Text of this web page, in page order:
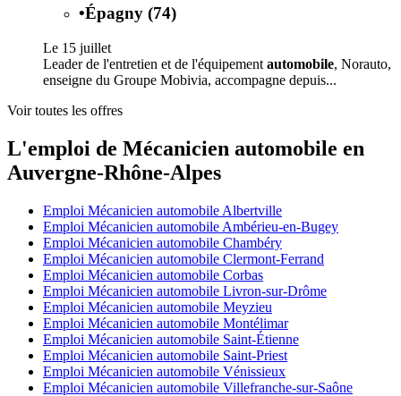
•Épagny (74)
Le 15 juillet
Leader de l'entretien et de l'équipement automobile, Norauto,
enseigne du Groupe Mobivia, accompagne depuis...
Voir toutes les offres
L'emploi de Mécanicien automobile en
Auvergne-Rhône-Alpes
Emploi Mécanicien automobile Albertville
Emploi Mécanicien automobile Ambérieu-en-Bugey
Emploi Mécanicien automobile Chambéry
Emploi Mécanicien automobile Clermont-Ferrand
Emploi Mécanicien automobile Corbas
Emploi Mécanicien automobile Livron-sur-Drôme
Emploi Mécanicien automobile Meyzieu
Emploi Mécanicien automobile Montélimar
Emploi Mécanicien automobile Saint-Étienne
Emploi Mécanicien automobile Saint-Priest
Emploi Mécanicien automobile Vénissieux
Emploi Mécanicien automobile Villefranche-sur-Saône